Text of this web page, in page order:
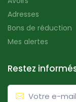
Adresses
Bons de réduction
Mes alertes
Restez